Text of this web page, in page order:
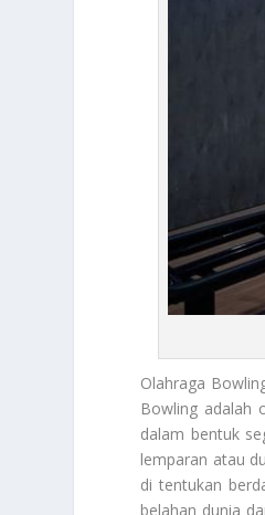
Olahraga
Bowling adalah
dalam bentuk
lemparan atau
di tentukan
belahan dunia